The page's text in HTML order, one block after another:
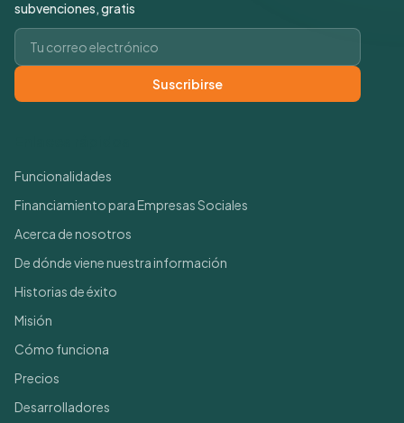
subvenciones, gratis
Correo electrónico
Suscribirse
Funcionalidades
Financiamiento para Empresas Sociales
Acerca de nosotros
De dónde viene nuestra información
Historias de éxito
Misión
Cómo funciona
Precios
Desarrolladores